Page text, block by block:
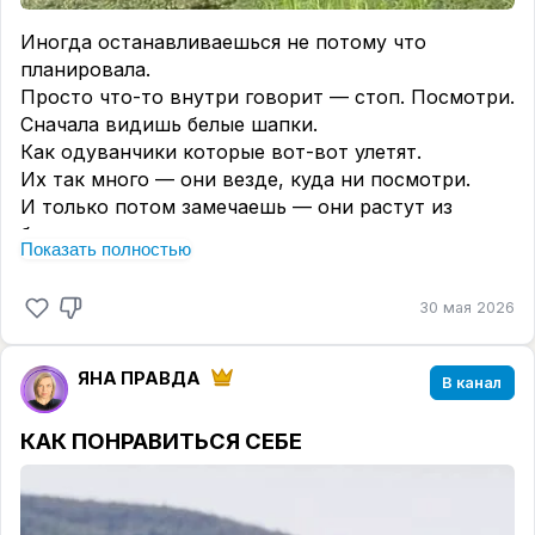
Иногда останавливаешься не потому что
планировала.
Просто что-то внутри говорит — стоп. Посмотри.
Сначала видишь белые шапки.
Как одуванчики которые вот-вот улетят.
Их так много — они везде, куда ни посмотри.
И только потом замечаешь — они растут из
болота.
Из стоячей воды.
быть не может.
Ветер дует сильный — а они качаются и стоят.
Поднимаешь голову — а там облака.
Белые, огромные, очень низкие.
Плывут так близко, что кажется — сейчас
накроют.
Обнимут.
Показать полностью
30 мая 2026
ЯНА ПРАВДА В канал
КАК ПОНРАВИТЬСЯ СЕБЕ